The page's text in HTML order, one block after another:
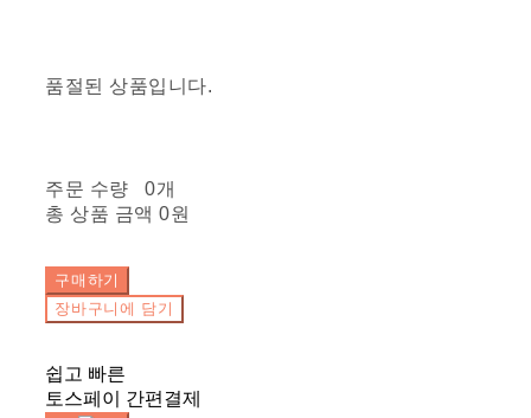
품절된 상품입니다.
주문 수량
0개
총 상품 금액 0원
구매하기
장바구니에 담기
쉽고 빠른
토스페이 간편결제